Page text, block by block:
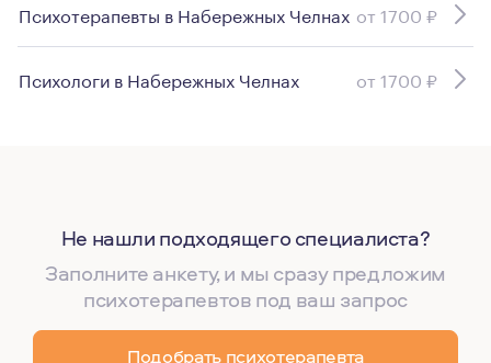
Психотерапевты в Набережных Челнах от 1700 ₽
Психологи в Набережных Челнах от 1700 ₽
Не нашли подходящего специалиста?
Заполните анкету, и мы сразу предложим
психотерапевтов под ваш запрос
Подобрать психотерапевта